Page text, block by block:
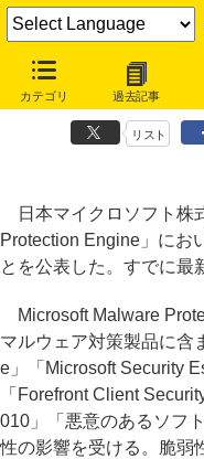
カテゴリ 過去記事
マイクロソフトのマルウェ
リスト
日本マイクロソフト株
Protection Engine」にお
とを公表した。すでに最
Microsoft Malware
マルウェア対策製品に含
e」「Microsoft Security
「Forefront Client
010」「悪意のあるソフ
性の影響を受ける。脆弱